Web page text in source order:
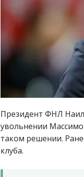
Президент ФНЛ
увольнении
таком решении.
клуба.